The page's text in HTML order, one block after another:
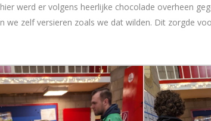
werd er volgens heerlijke chocolade overheen
zelf versieren zoals we dat wilden. Dit zorgde